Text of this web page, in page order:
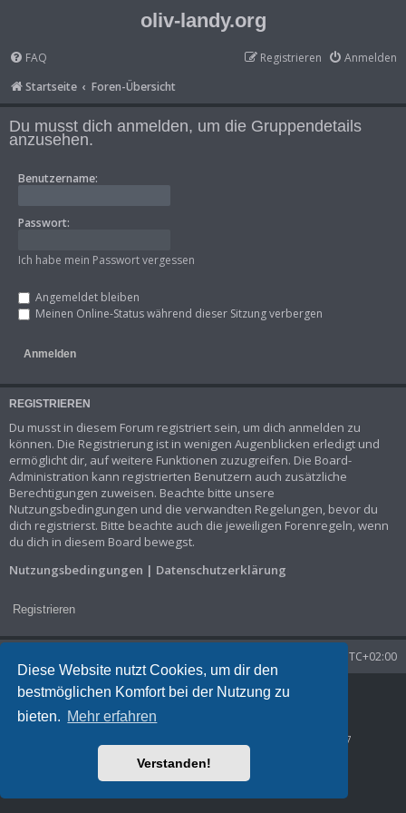
Diese Website nutzt Cookies, um dir den
bestmöglichen Komfort bei der Nutzung zu
bieten. Mehr erfahren
Verstanden!
oliv-landy.org
FAQ Anmelden
Registrieren
Startseite
Foren-Übersicht
Du musst dich anmelden, um die Gruppendetails
anzusehen.
Benutzername:
Passwort:
Ich habe mein Passwort vergessen
Angemeldet bleiben
Meinen Online-Status während dieser Sitzung verbergen
REGISTRIEREN
Du musst in diesem Forum registriert sein, um dich anmelden zu
können. Die Registrierung ist in wenigen Augenblicken erledigt und
ermöglicht dir, auf weitere Funktionen zuzugreifen. Die Board-
Administration kann registrierten Benutzern auch zusätzliche
Berechtigungen zuweisen. Beachte bitte unsere
Nutzungsbedingungen und die verwandten Regelungen, bevor du
dich registrierst. Bitte beachte auch die jeweiligen Forenregeln, wenn
du dich in diesem Board bewegst.
Nutzungsbedingungen | Datenschutzerklärung
Registrieren
UTC+02:00
Powered byphpBB ® Forum Software © phpBB Limited
Datenschutz
Queries: 7